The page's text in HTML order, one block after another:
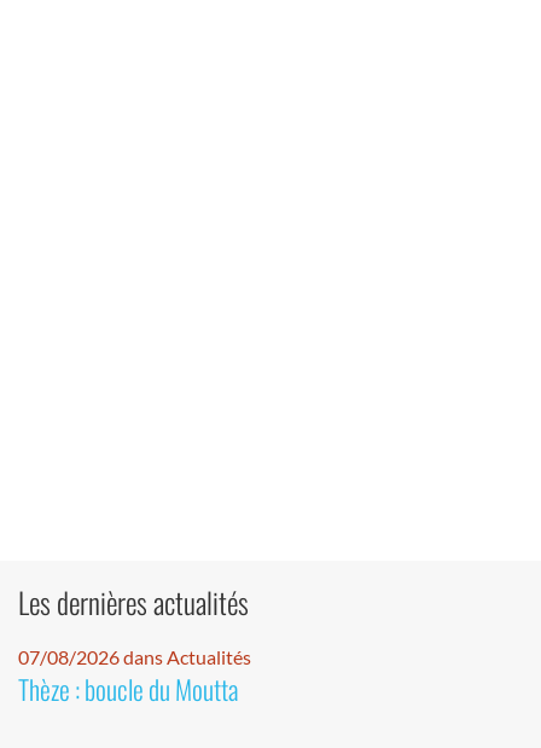
Les dernières actualités
07/08/2026 dans Actualités
Thèze : boucle du Moutta